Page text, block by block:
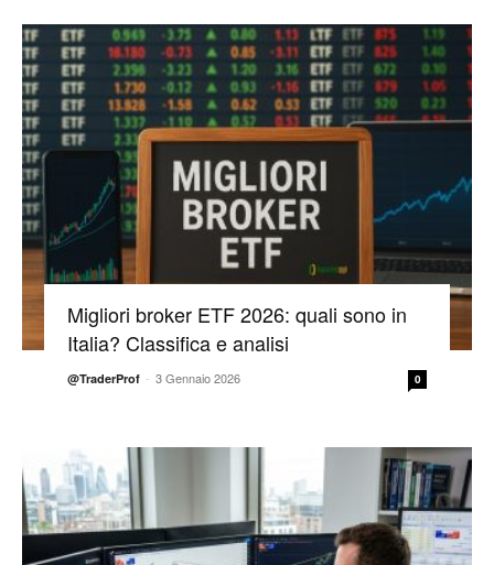
Migliori broker ETF 2026: quali sono in
Italia? Classifica e analisi
@TraderProf - 3 Gennaio 2026 0